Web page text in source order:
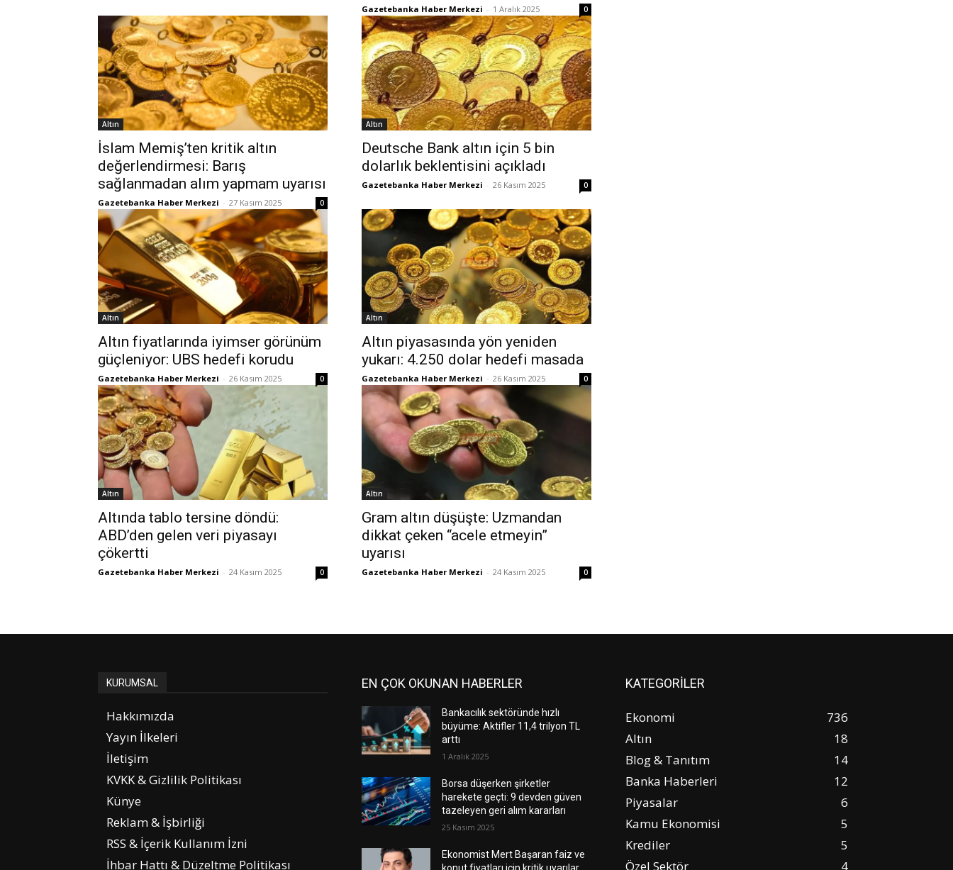
Gazetebanka Haber Merkezi - 1 Aralık 2025 0
Altın
İslam Memiş’ten kritik altın
değerlendirmesi: Barış
sağlanmadan alım yapmam uyarısı
Gazetebanka Haber Merkezi - 27 Kasım 2025 0
Altın
Deutsche Bank altın için 5 bin
dolarlık beklentisini açıkladı
Gazetebanka Haber Merkezi - 26 Kasım 2025 0
Altın
Altın fiyatlarında iyimser görünüm
güçleniyor: UBS hedefi korudu
Gazetebanka Haber Merkezi - 26 Kasım 2025 0
Altın
Altın piyasasında yön yeniden
yukarı: 4.250 dolar hedefi masada
Gazetebanka Haber Merkezi - 26 Kasım 2025 0
Altın
Altında tablo tersine döndü:
ABD’den gelen veri piyasayı
çökertti
Gazetebanka Haber Merkezi - 24 Kasım 2025 0
Altın
Gram altın düşüşte: Uzmandan
dikkat çeken “acele etmeyin”
uyarısı
Gazetebanka Haber Merkezi - 24 Kasım 2025 0
KURUMSAL
Hakkımızda
Yayın İlkeleri
İletişim
KVKK & Gizlilik Politikası
Künye
Reklam & İşbirliği
RSS & İçerik Kullanım İzni
İhbar Hattı & Düzeltme Politikası
EN ÇOK OKUNAN HABERLER
Bankacılık sektöründe hızlı
büyüme: Aktifler 11,4 trilyon TL
arttı
1 Aralık 2025
Borsa düşerken şirketler
harekete geçti: 9 devden güven
tazeleyen geri alım kararları
25 Kasım 2025
Ekonomist Mert Başaran faiz ve
KATEGORİLER
Ekonomi
736
Altın
18
Blog & Tanıtım
14
Banka Haberleri
12
Piyasalar
6
Kamu Ekonomisi
5
Krediler
5
Özel Sektör
4